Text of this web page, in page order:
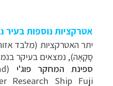
אטרקציות נוספות בעיר
יתר האטרקציות (מלבד
סָקַאֶה), נמצאים בעיקר
ספינת המחקר פוג'י